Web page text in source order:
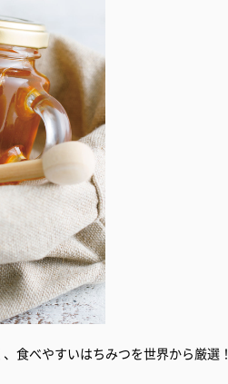
食べやすいはちみつを世界から厳選！